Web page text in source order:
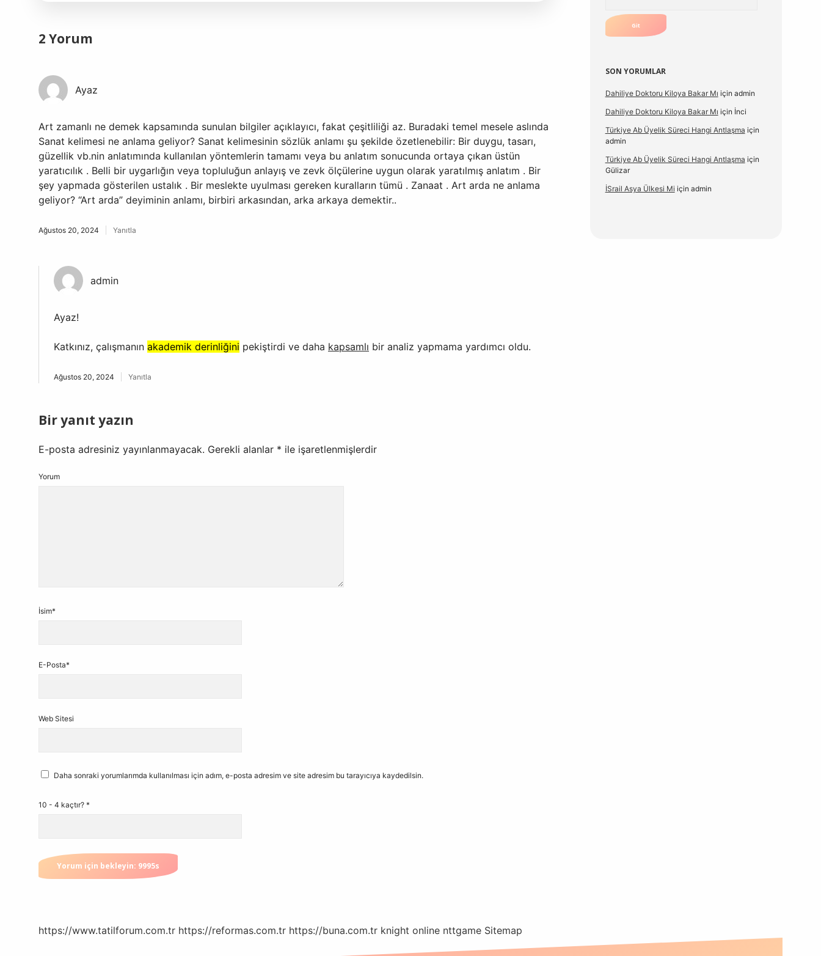
2 Yorum
Ayaz
Art zamanlı ne demek kapsamında sunulan bilgiler açıklayıcı, fakat çeşitliliği az. Buradaki temel mesele aslında
Sanat kelimesi ne anlama geliyor? Sanat kelimesinin sözlük anlamı şu şekilde özetlenebilir: Bir duygu, tasarı,
güzellik vb.nin anlatımında kullanılan yöntemlerin tamamı veya bu anlatım sonucunda ortaya çıkan üstün
yaratıcılık . Belli bir uygarlığın veya topluluğun anlayış ve zevk ölçülerine uygun olarak yaratılmış anlatım . Bir
şey yapmada gösterilen ustalık . Bir meslekte uyulması gereken kuralların tümü . Zanaat . Art arda ne anlama
geliyor? “Art arda” deyiminin anlamı, birbiri arkasından, arka arkaya demektir..
Ağustos 20, 2024 Yanıtla
admin
Ayaz!
Katkınız, çalışmanın akademik derinliğini pekiştirdi ve daha kapsamlı bir analiz yapmama yardımcı oldu.
Ağustos 20, 2024 Yanıtla
Bir yanıt yazın
E-posta adresiniz yayınlanmayacak. Gerekli alanlar * ile işaretlenmişlerdir
Yorum
İsim*
E-Posta*
Web Sitesi
Daha sonraki yorumlarımda kullanılması için adım, e-posta adresim ve site adresim bu tarayıcıya kaydedilsin.
10 - 4 kaçtır? *
https://www.tatilforum.com.tr https://reformas.com.tr https://buna.com.tr knight online nttgame Sitemap
SON YORUMLAR
Dahiliye Doktoru Kiloya Bakar Mı için admin
Dahiliye Doktoru Kiloya Bakar Mı için İnci
Türkiye Ab Üyelik Süreci Hangi Antlaşma için
admin
Türkiye Ab Üyelik Süreci Hangi Antlaşma için
Gülizar
İSrail Asya Ülkesi Mi için admin